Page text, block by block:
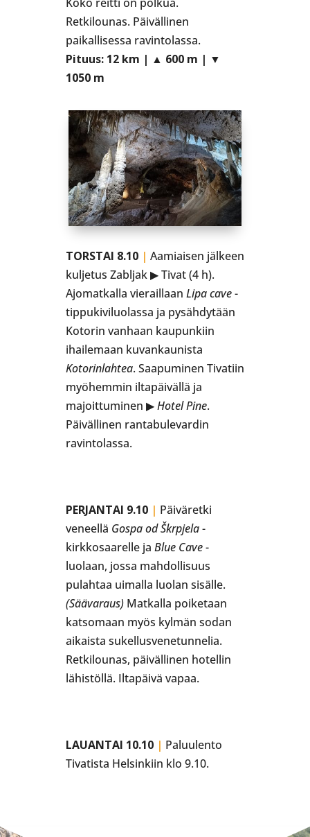
Retkilounas. Päivällinen
paikallisessa ravintolassa.
Pituus: 12 km | ▲ 600 m | ▼
1050 m
TORSTAI 8.10 | Aamiaisen jälkeen
kuljetus Zabljak ▶ Tivat (4 h).
Ajomatkalla vieraillaan Lipa cave-
tippukiviluolassa ja pysähdytään
Kotorin vanhaan kaupunkiin
ihailemaan kuvankaunista
Kotorinlahtea. Saapuminen Tivatiin
myöhemmin iltapäivällä ja
majoittuminen ▶Hotel Pine.
Päivällinen rantabulevardin
ravintolassa.
PERJANTAI 9.10 | Päiväretki
veneellä Gospa od Škrpjela-
kirkkosaarelle ja Blue Cave-
luolaan, jossa mahdollisuus
pulahtaa uimalla luolan sisälle.
(Säävaraus) Matkalla poiketaan
katsomaan myös kylmän sodan
aikaista sukellusvenetunnelia.
Retkilounas, päivällinen hotellin
lähistöllä. Iltapäivä vapaa.
LAUANTAI 10.10 | Paluulento
Tivatista Helsinkiin klo 9.10.